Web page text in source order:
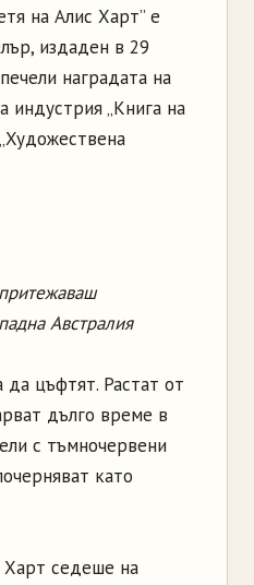
на Алис Харт” е
издаден в 29
наградата на
индустрия „Книга на
Австралия
да цъфтят. Растат от
дълго време в
с тъмночервени
като
седеше на